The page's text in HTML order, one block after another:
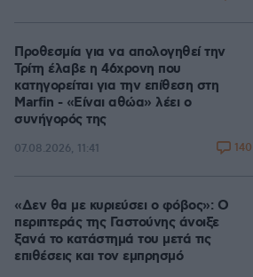
Προθεσμία για να απολογηθεί την
Τρίτη έλαβε η 46χρονη που
κατηγορείται για την επίθεση στη
Marfin - «Είναι αθώα» λέει ο
συνήγορός της
07.08.2026, 11:41 140
«Δεν θα με κυριεύσει ο φόβος»: Ο
περιπτεράς της Γαστούνης άνοιξε
ξανά το κατάστημά του μετά τις
επιθέσεις και τον εμπρησμό